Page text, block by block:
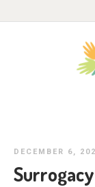
DECEMBER 6,
Surrogacy